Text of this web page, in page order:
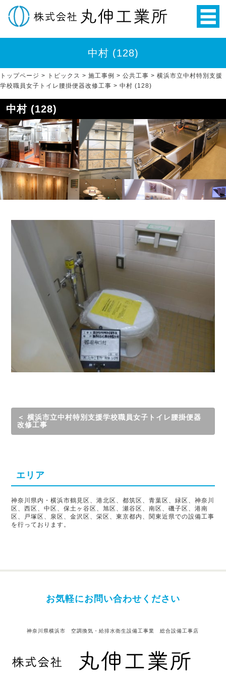
中村 (128)
トップページ > トピックス > 施工事例 > 公共工事 > 横浜市立中村特別支援
学校職員女子トイレ腰掛便器改修工事 > 中村 (128)
中村 (128)
＜ 横浜市立中村特別支援学校職員女子トイレ腰掛便器
改修工事
エリア
神奈川県内・横浜市鶴見区、港北区、都筑区、青葉区、緑区、神奈川
区、西区、中区、保土ヶ谷区、旭区、瀬谷区、南区、磯子区、港南
区、戸塚区、泉区、金沢区、栄区、東京都内、関東近県での設備工事
を行っております。
お気軽にお問い合わせください
神奈川県横浜市 空調換気・給排水衛生設備工事業 総合設備工事店